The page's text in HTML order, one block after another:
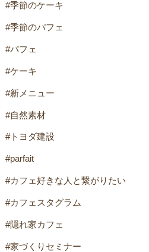
#季節のケーキ
#季節のパフェ
#パフェ
#ケーキ
#新メニュー
#自然素材
#トヨダ建設
#parfait
#カフェ好きな人と繋がりたい
#カフェスタグラム
#隠れ家カフェ
#家づくりセミナー